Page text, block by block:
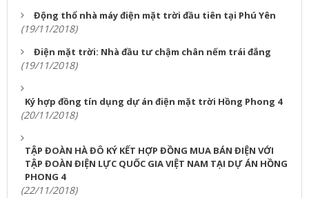
Động thổ nhà máy điện mặt trời đầu tiên tại Phú Yên
(19/11/2018)
Điện mặt trời: Nhà đầu tư chậm chân nếm trái đắng
(19/11/2018)
Ký hợp đồng tín dụng dự án điện mặt trời Hồng Phong 4
(20/11/2018)
TẬP ĐOÀN HÀ ĐÔ KÝ KẾT HỢP ĐỒNG MUA BÁN ĐIỆN VỚI
TẬP ĐOÀN ĐIỆN LỰC QUỐC GIA VIỆT NAM TẠI DỰ ÁN HỒNG
PHONG 4
(22/11/2018)